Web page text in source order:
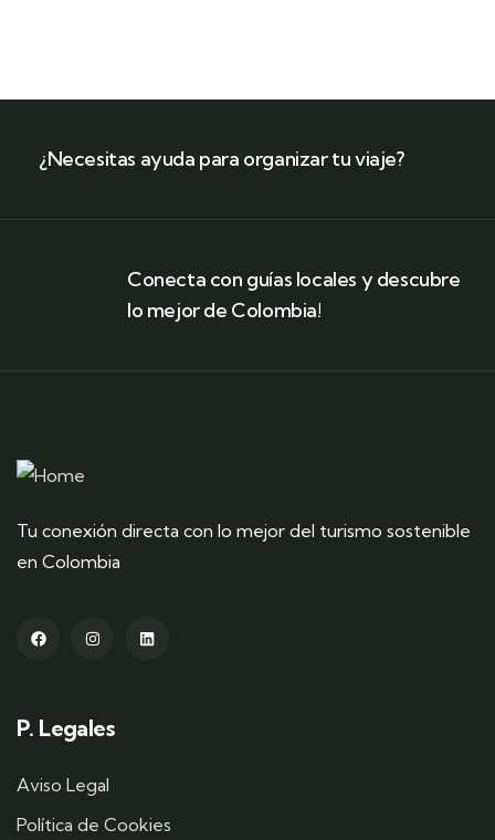
¿Necesitas ayuda para organizar tu viaje?
Conecta con guías locales y descubre
lo mejor de Colombia!
Tu conexión directa con lo mejor del turismo sostenible
en Colombia
P. Legales
Aviso Legal
Política de Cookies